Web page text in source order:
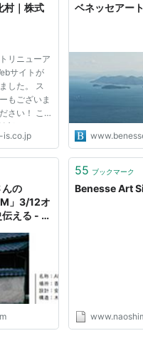
/片道
ーor小型旅客船）→宮浦
分弱
/片道
：http://www.jr-
：http://
からフェリー
50〜60分
円/片道
事前に時刻表確認を推奨
1本程度しか無い
村｜株式
リニューア
サイトが
した。 ス
もございま
さい！ こ
部フロント
こちらを
最新情報
is.co.jp
ベネッセアー
の
」3/12オ
える - は
55 ブックマーク
Benesse Art